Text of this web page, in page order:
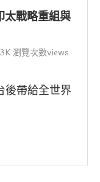
太戰略重組與
瀏覽次數views
後帶給全世界